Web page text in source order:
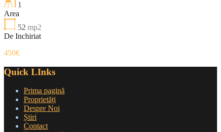
1
Area
52 mp2
De Inchiriat
450€
Quick LInks
Prima pagină
Proprietăți
Despre Noi
Știri
Contact